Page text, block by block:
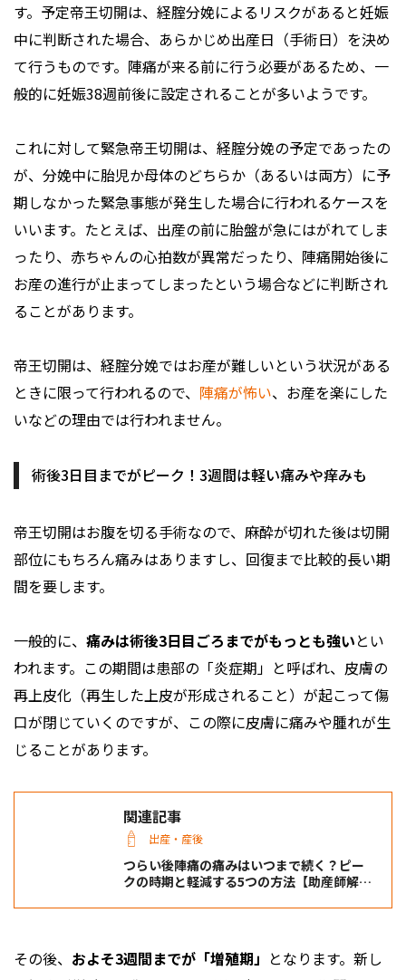
す。予定帝王切開は、経腟分娩によるリスクがあると妊娠
中に判断された場合、あらかじめ出産日（手術日）を決め
て行うものです。陣痛が来る前に行う必要があるため、一
般的に妊娠38週前後に設定されることが多いようです。
これに対して緊急帝王切開は、経腟分娩の予定であったの
が、分娩中に胎児か母体のどちらか（あるいは両方）に予
期しなかった緊急事態が発生した場合に行われるケースを
いいます。たとえば、出産の前に胎盤が急にはがれてしま
ったり、赤ちゃんの心拍数が異常だったり、陣痛開始後に
お産の進行が止まってしまったという場合などに判断され
ることがあります。
帝王切開は、経腟分娩ではお産が難しいという状況がある
ときに限って行われるので、 陣痛が怖い、お産を楽にした
いなどの理由では行われません。
術後3日目までがピーク！3週間は軽い痛みや痒みも
帝王切開はお腹を切る手術なので、麻酔が切れた後は切開
部位にもちろん痛みはありますし、回復まで比較的長い期
間を要します。
一般的に、 痛みは術後3日目ごろまでがもっとも強いとい
われます。この期間は患部の「炎症期」と呼ばれ、皮膚の
再上皮化（再生した上皮が形成されること）が起こって傷
口が閉じていくのですが、この際に皮膚に痛みや腫れが生
じることがあります。
関連記事
出産・産後
つらい後陣痛の痛みはいつまで続く？ピー
クの時期と軽減する5つの方法【助産師解
その後、 およそ3週間までが「増殖期」 となります。新し